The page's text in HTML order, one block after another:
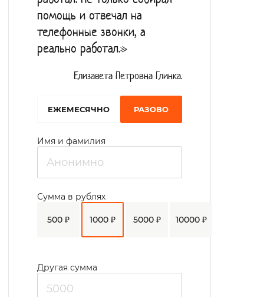
помощь и отвечал на
телефонные звонки, а
реально работал.»
Елизавета Петровна Глинка.
EЖЕМЕСЯЧНО РАЗОВО
Имя и фамилия
500 ₽ 1000 ₽ 5000 ₽ 10000 ₽
Сумма в рублях
Другая сумма